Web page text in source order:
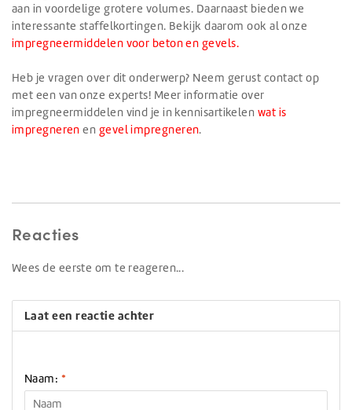
aan in voordelige grotere volumes. Daarnaast bieden we
interessante staffelkortingen. Bekijk daarom ook al onze
impregneermiddelen voor beton en gevels.
Heb je vragen over dit onderwerp? Neem gerust contact op
met een van onze experts! Meer informatie over
impregneermiddelen vind je in kennisartikelen wat is
impregneren en gevel impregneren.
Reacties
Wees de eerste om te reageren...
Laat een reactie achter
Naam: *